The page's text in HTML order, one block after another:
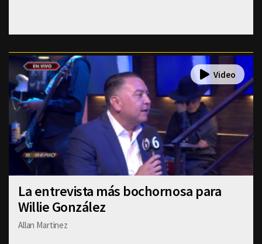
La entrevista más bochornosa para
Willie González
Allan Martinez